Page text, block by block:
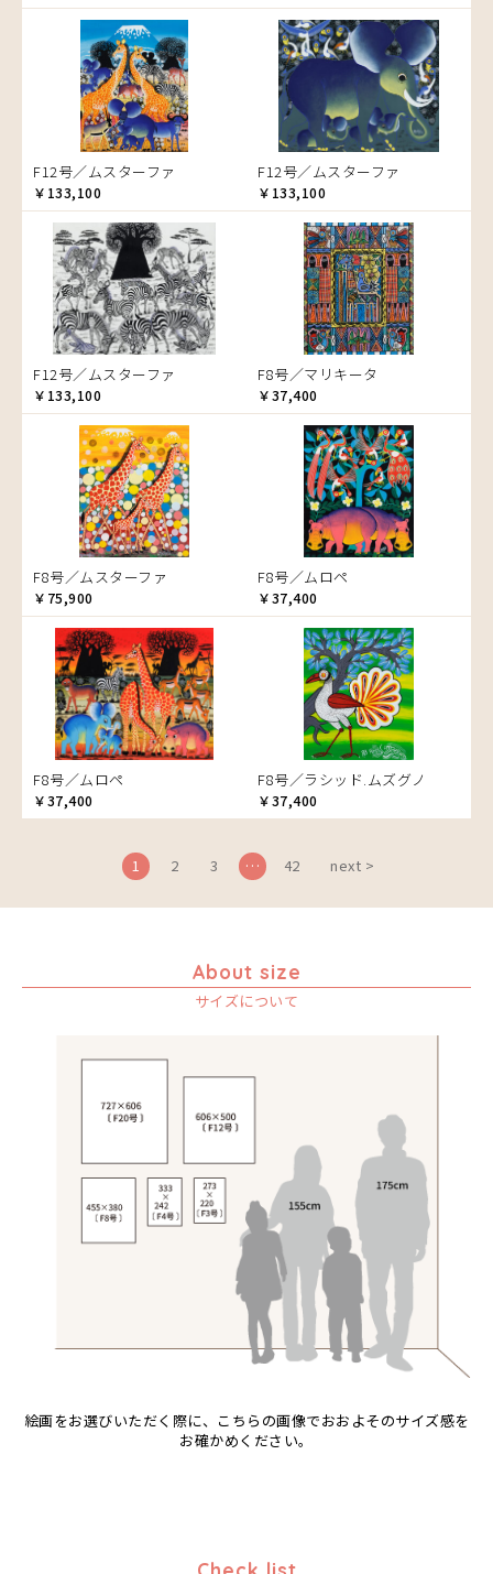
チーター
蝶
チンパンジー
動物たち
鳥
トカゲ
トンボ
日常
ニワトリ
バオバブの木
バッファロー
花
ヒョウ
フクロウ
ブドウの木
フラミンゴ
ヘビ
ペンギン
星空
マーケット
マサイ
マンゴーの木
水浴び
湖
夕日
ライオン
漁
ワニ
F12号／ムスターファ
￥133,100
F12号／ムスターファ
￥133,100
F12号／ムスターファ
￥133,100
F8号／マリキータ
￥37,400
F8号／ムスターファ
￥75,900
F8号／ムロペ
￥37,400
F8号／ムロペ
￥37,400
F8号／ラシッド.ムズグノ
￥37,400
1 2 3 … 42 next >
About size
サイズについて
絵画をお選びいただく際に、こちらの画像でおおよそのサイズ感を
お確かめください。